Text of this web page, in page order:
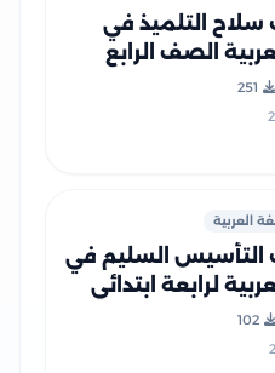
سلاح التلميذ في
الصف الرابع
251
العربية
التأسيس السليم في
لرابعة ابتدائي
102